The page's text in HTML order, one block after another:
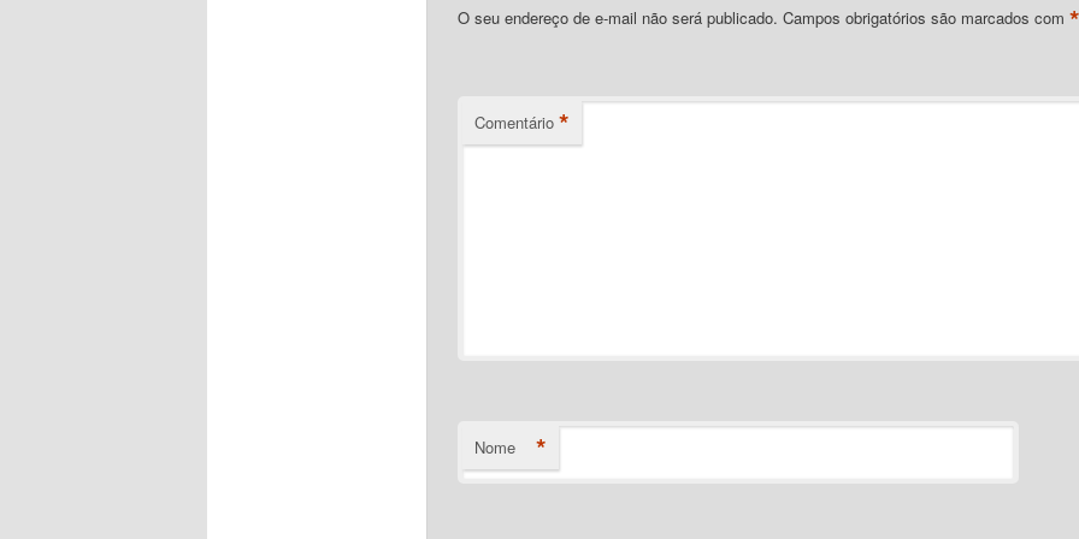
O seu endereço de e-mail não será publicado. Campos obrigatórios são marcados com *
Comentário *
Nome *